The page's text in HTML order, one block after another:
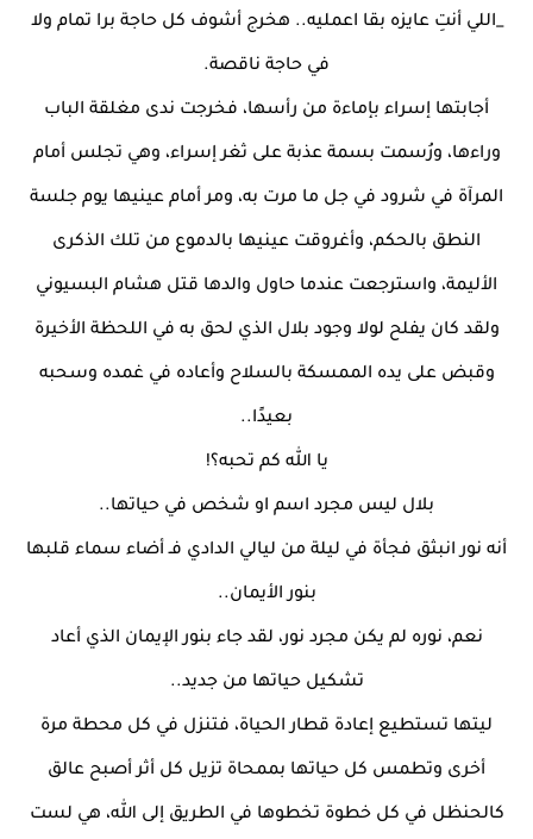
_اللي أنتِ عايزه بقا اعمليه.. هخرج أشوف كل حاجة برا تمام ولا
في حاجة ناقصة.
أجابتها إسراء بإماءة من رأسها، فخرجت ندى مغلقة الباب
وراءها، ورُسمت بسمة عذبة على ثغر إسراء، وهي تجلس أمام
المرآة في شرود في جل ما مرت به، ومر أمام عينيها يوم جلسة
النطق بالحكم، وأغروقت عينيها بالدموع من تلك الذكرى
الأليمة، واسترجعت عندما حاول والدها قتل هشام البسيوني
ولقد كان يفلح لولا وجود بلال الذي لحق به في اللحظة الأخيرة
وقبض على يده الممسكة بالسلاح وأعاده في غمده وسحبه
بعيدًا..
يا الله كم تحبه؟!
بلال ليس مجرد اسم او شخص في حياتها..
أنه نور انبثق فجأة في ليلة من ليالي الدادي فـ أضاء سماء قلبها
بنور الأيمان..
نعم، نوره لم يكن مجرد نور، لقد جاء بنور الإيمان الذي أعاد
تشكيل حياتها من جديد..
ليتها تستطيع إعادة قطار الحياة، فتنزل في كل محطة مرة
أخرى وتطمس كل حياتها بممحاة تزيل كل أثر أصبح عالق
كالحنظل في كل خطوة تخطوها في الطريق إلى الله، هي لست